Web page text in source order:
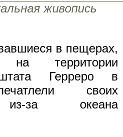
живопись
в пещерах,
на территории
Герреро в
своих
за океана